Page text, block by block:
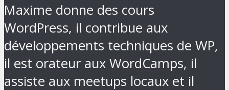
Maxime donne des cours
WordPress, il contribue aux
développements techniques de WP,
il est orateur aux WordCamps, il
assiste aux meetups locaux et il